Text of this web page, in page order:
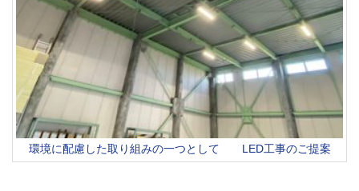
環境に配慮した取り組みの一つとして LED工事のご提案